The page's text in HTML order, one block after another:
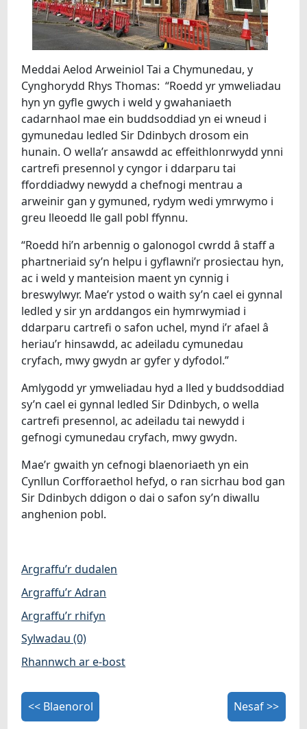
Meddai Aelod Arweiniol Tai a Chymunedau, y
Cynghorydd Rhys Thomas: “Roedd yr ymweliadau
hyn yn gyfle gwych i weld y gwahaniaeth
cadarnhaol mae ein buddsoddiad yn ei wneud i
gymunedau ledled Sir Ddinbych drosom ein
hunain. O wella’r ansawdd ac effeithlonrwydd ynni
cartrefi presennol y cyngor i ddarparu tai
fforddiadwy newydd a chefnogi mentrau a
arweinir gan y gymuned, rydym wedi ymrwymo i
greu lleoedd lle gall pobl ffynnu.
“Roedd hi’n arbennig o galonogol cwrdd â staff a
phartneriaid sy’n helpu i gyflawni’r prosiectau hyn,
ac i weld y manteision maent yn cynnig i
breswylwyr. Mae’r ystod o waith sy’n cael ei gynnal
ledled y sir yn arddangos ein hymrwymiad i
ddarparu cartrefi o safon uchel, mynd i’r afael â
heriau’r hinsawdd, ac adeiladu cymunedau
cryfach, mwy gwydn ar gyfer y dyfodol.”
Amlygodd yr ymweliadau hyd a lled y buddsoddiad
sy’n cael ei gynnal ledled Sir Ddinbych, o wella
cartrefi presennol, ac adeiladu tai newydd i
gefnogi cymunedau cryfach, mwy gwydn.
Mae’r gwaith yn cefnogi blaenoriaeth yn ein
Cynllun Corfforaethol hefyd, o ran sicrhau bod gan
Sir Ddinbych ddigon o dai o safon sy’n diwallu
anghenion pobl.
Argraffu’r dudalen
Argraffu’r Adran
Argraffu’r rhifyn
Sylwadau (0)
Rhannwch ar e-bost
<< Blaenorol Nesaf >>